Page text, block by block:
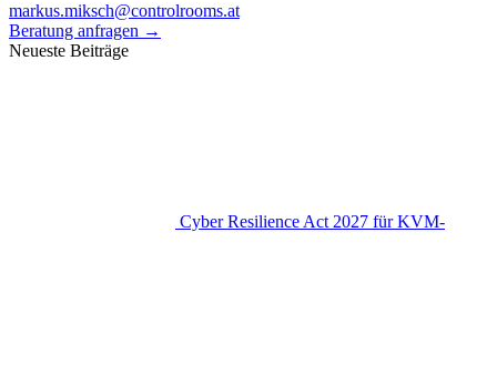
markus.miksch@controlrooms.at
Beratung anfragen →
Neueste Beiträge
Cyber Resilience Act 2027 für KVM-